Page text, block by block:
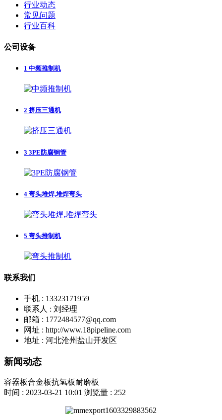
行业动态
常见问题
行业百科
公司设备
1 中频推制机
2 挤压三通机
3 3PE防腐钢管
4 弯头堆焊,堆焊弯头
5 弯头推制机
联系我们
手机 : 13323171959
联系人 : 刘经理
邮箱 : 1772484577@qq.com
网址 : http://www.18pipeline.com
地址 : 河北沧州盐山开发区
新闻动态
容器板合金板抗氢板耐磨板
时间 : 2023-03-21 10:01 浏览量 : 252